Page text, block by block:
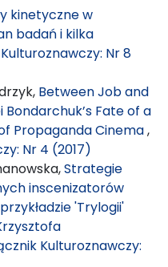
kinetyczne w
badań i kilka
Nr 8
Between Job and
Bondarchuk’s Fate of a
Propaganda Cinema,
Nr 4 (2017)
Strategie
inscenizatorów
'Trylogii'
Kulturoznawczy: